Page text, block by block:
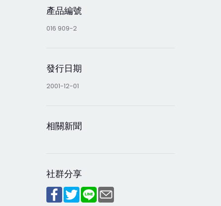
產品編號
016 909-2
發行日期
2001-12-01
相關新聞
社群分享